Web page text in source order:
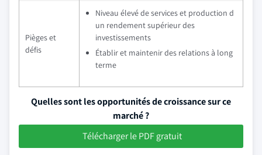
Pièges et
défis
Niveau élevé de services et production d
un rendement supérieur des
investissements
Établir et maintenir des relations à long
terme
Quelles sont les opportunités de croissance sur ce
marché ?
Télécharger le PDF gratuit